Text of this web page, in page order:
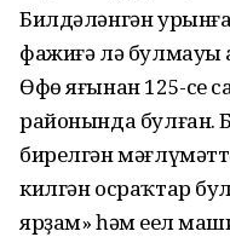
Билдәләнгән
фажиғә лә булмауы
Өфө яғынан 125-се
районында булған.
бирелгән
килгән осраҡтар
ярҙам» һәм еңел